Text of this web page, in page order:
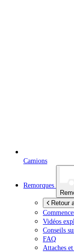
Camions
Remorques
Retour
Vidéos
Conseils
FAQ
Attaches